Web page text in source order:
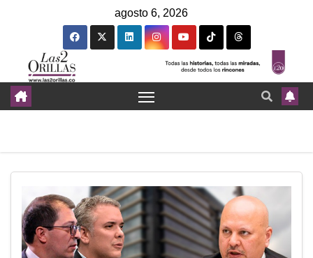
agosto 6, 2026